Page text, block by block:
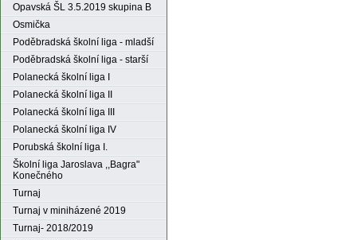
Opavská ŠL 3.5.2019 skupina B
Osmička
Poděbradská školní liga - mladší
Poděbradská školní liga - starší
Polanecká školní liga I
Polanecká školní liga II
Polanecká školní liga III
Polanecká školní liga IV
Porubská školní liga I.
Školní liga Jaroslava ,,Bagra"
Konečného
Turnaj
Turnaj v miniházené 2019
Turnaj- 2018/2019